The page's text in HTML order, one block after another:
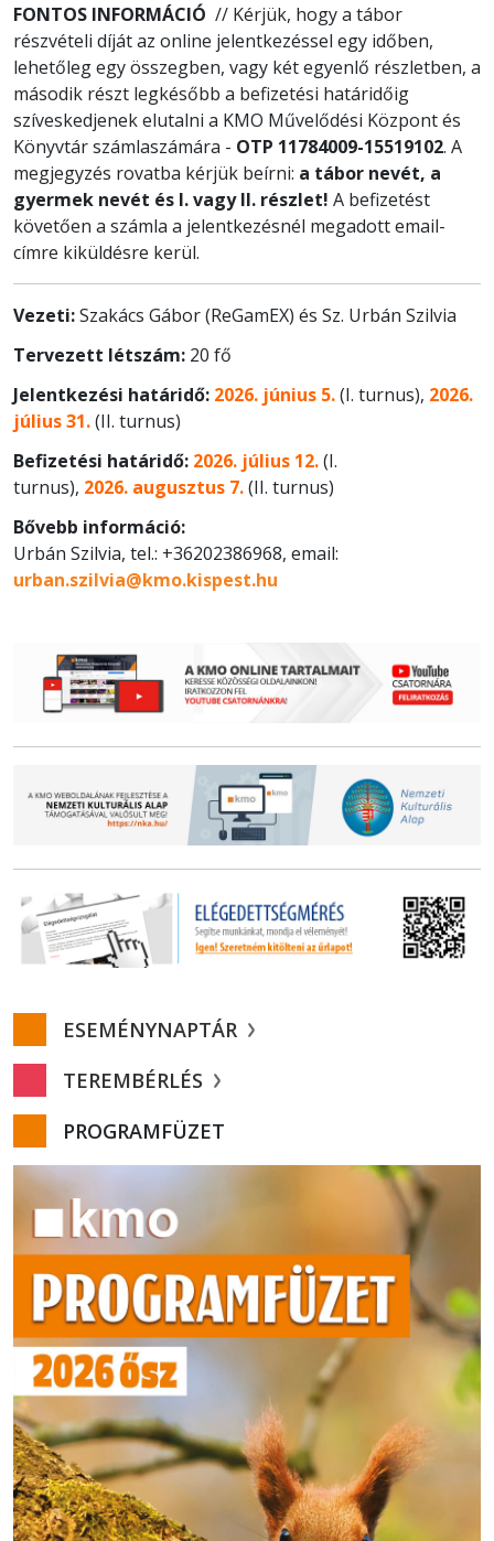
FONTOS INFORMÁCIÓ // Kérjük, hogy a tábor
részvételi díját az online jelentkezéssel egy időben,
lehetőleg egy összegben, vagy két egyenlő részletben, a
második részt legkésőbb a befizetési határidőig
szíveskedjenek elutalni a KMO Művelődési Központ és
Könyvtár számlaszámára - OTP 11784009-15519102. A
megjegyzés rovatba kérjük beírni: a tábor nevét, a
gyermek nevét és I. vagy II. részlet! A befizetést
követően a számla a jelentkezésnél megadott email-
címre kiküldésre kerül.
Vezeti:Szakács Gábor (ReGamEX) és Sz. Urbán Szilvia
Tervezett létszám: 20 fő
Jelentkezési határidő: 2026. június 5.(I. turnus), 2026.
július 31.(II. turnus)
Befizetési határidő: 2026. július 12.(I.
turnus), 2026. augusztus 7.(II. turnus)
Bővebb információ:
Urbán Szilvia, tel.: +36202386968, email:
urban.szilvia@kmo.kispest.hu
ESEMÉNYNAPTÁR
TEREMBÉRLÉS
PROGRAMFÜZET